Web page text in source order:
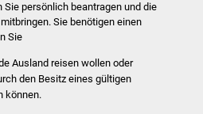
Veröffentlichungen
FNP / Bebauungspläne
persönlich beantragen und die
Sie benötigen einen
Sie
Ausland reisen wollen oder
den Besitz eines gültigen
können.